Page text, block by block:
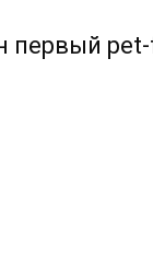
первый